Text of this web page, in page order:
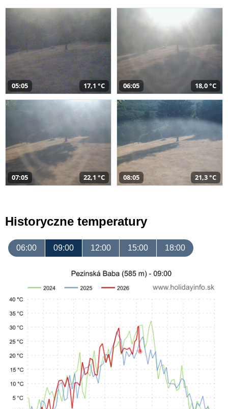
05:05 17,1 °C 06:05 18,0 °C
07:05 22,1 °C 08:05 21,3 °C
Historyczne temperatury
06:00 09:00 12:00 15:00 18:00